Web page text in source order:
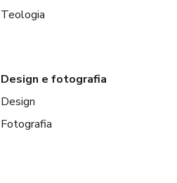
Teologia
Design e fotografia
Design
Fotografia